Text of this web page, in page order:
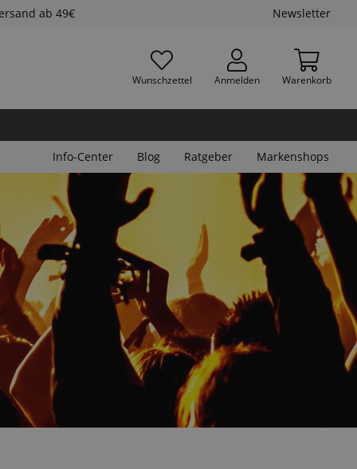
ab 49€ Newsletter
Wunschzettel Anmelden Warenkorb
Info-Center Blog Ratgeber Markenshops